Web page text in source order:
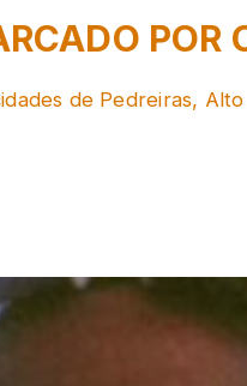
POR
de Pedreiras,